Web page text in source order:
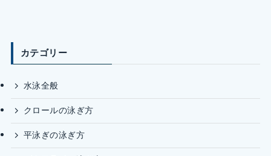
カテゴリー
水泳全般
クロールの泳ぎ方
平泳ぎの泳ぎ方